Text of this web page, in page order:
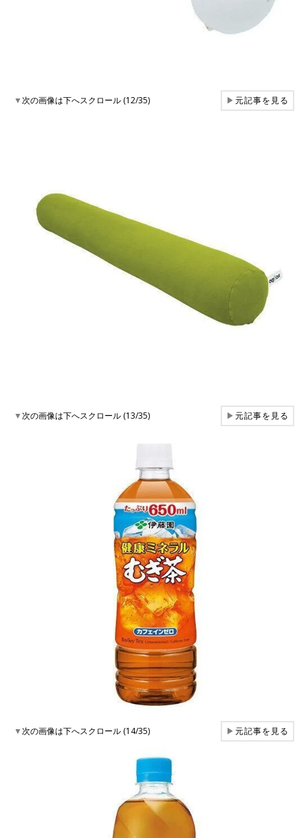
▼次の画像は下へスクロール (12/35) ▶元記事を見る
▼次の画像は下へスクロール (13/35) ▶元記事を見る
▼次の画像は下へスクロール (14/35) ▶元記事を見る